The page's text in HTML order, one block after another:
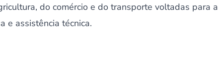
do comércio e do transporte voltadas para a
e assistência técnica.